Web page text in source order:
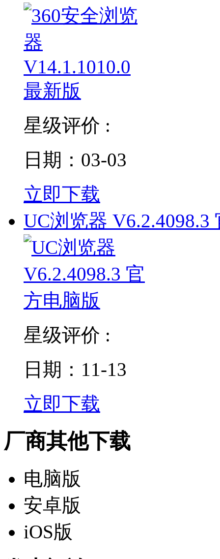
星级评价 :
日期：03-03
立即下载
UC浏览器 V6.2.4098.3
星级评价 :
日期：11-13
立即下载
厂商其他下载
电脑版
安卓版
iOS版